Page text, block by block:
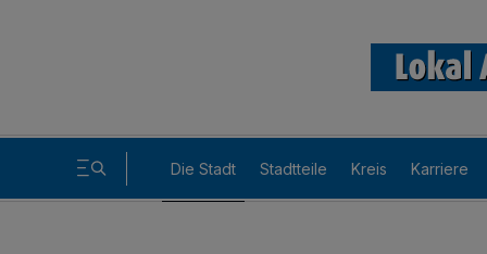
Die Stadt Stadtteile Kreis Karriere